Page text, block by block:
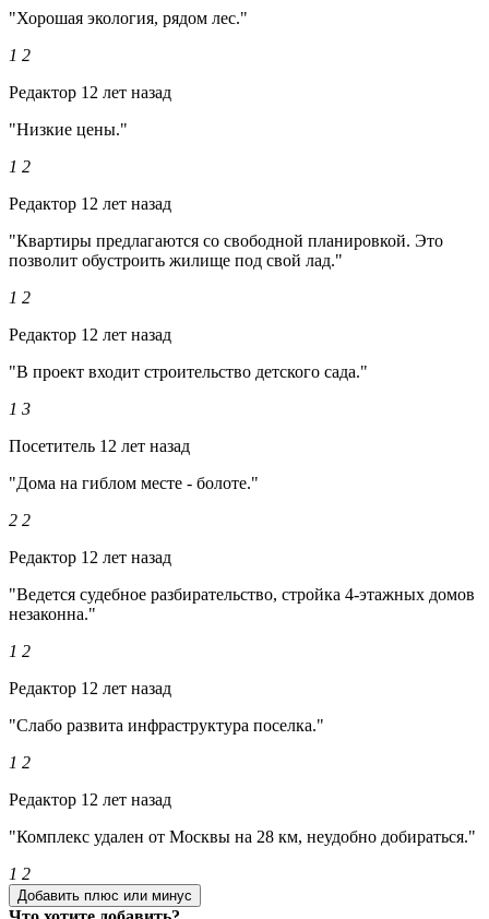
"Хорошая экология, рядом лес."
1 2
Редактор 12 лет назад
"Низкие цены."
1 2
Редактор 12 лет назад
"Квартиры предлагаются со свободной планировкой. Это
позволит обустроить жилище под свой лад."
1 2
Редактор 12 лет назад
"В проект входит строительство детского сада."
1 3
Посетитель 12 лет назад
"Дома на гиблом месте - болоте."
2 2
Редактор 12 лет назад
"Ведется судебное разбирательство, стройка 4-этажных домов
незаконна."
1 2
Редактор 12 лет назад
"Слабо развита инфраструктура поселка."
1 2
Редактор 12 лет назад
"Комплекс удален от Москвы на 28 км, неудобно добираться."
1 2
Добавить плюс или минус